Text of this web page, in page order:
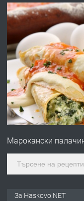
ПРЕДЛАГА
ПРЕДЛАГА
Марокански
За Haskovo.NET